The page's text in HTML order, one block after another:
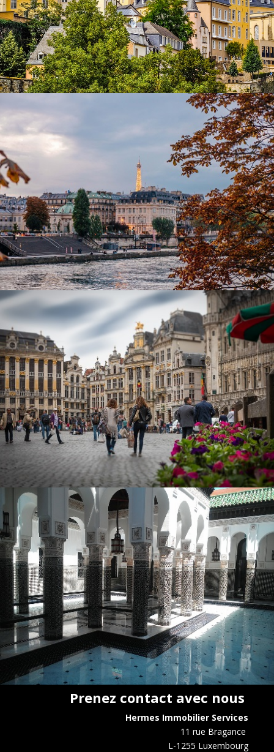
Prenez contact avec nous
Hermes Immobilier Services
11 rue Bragance
L-1255 Luxembourg